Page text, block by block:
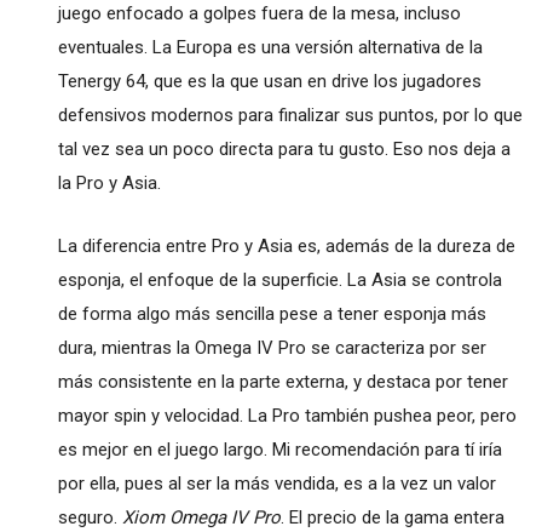
juego enfocado a golpes fuera de la mesa, incluso
eventuales. La Europa es una versión alternativa de la
Tenergy 64, que es la que usan en drive los jugadores
defensivos modernos para finalizar sus puntos, por lo que
tal vez sea un poco directa para tu gusto. Eso nos deja a
la Pro y Asia.
La diferencia entre Pro y Asia es, además de la dureza de
esponja, el enfoque de la superficie. La Asia se controla
de forma algo más sencilla pese a tener esponja más
dura, mientras la Omega IV Pro se caracteriza por ser
más consistente en la parte externa, y destaca por tener
mayor spin y velocidad. La Pro también pushea peor, pero
es mejor en el juego largo. Mi recomendación para tí iría
por ella, pues al ser la más vendida, es a la vez un valor
seguro. Xiom Omega IV Pro. El precio de la gama entera